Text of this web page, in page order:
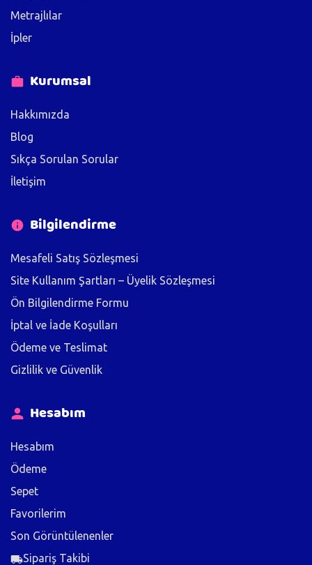
Metrajlılar
İpler
Kurumsal
Hakkımızda
Blog
Sıkça Sorulan Sorular
İletişim
Bilgilendirme
Mesafeli Satış Sözleşmesi
Site Kullanım Şartları – Üyelik Sözleşmesi
Ön Bilgilendirme Formu
İptal ve İade Koşulları
Ödeme ve Teslimat
Gizlilik ve Güvenlik
Hesabım
Hesabım
Ödeme
Sepet
Favorilerim
Son Görüntülenenler
Sipariş Takibi